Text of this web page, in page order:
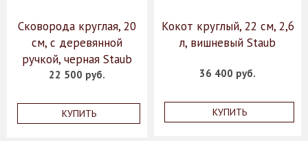
Сковорода круглая, 20
см, с деревянной
ручкой, черная Staub
22 500 руб.
КУПИТЬ
Кокот круглый, 22 см, 2,6
л, вишневый Staub
36 400 руб.
КУПИТЬ